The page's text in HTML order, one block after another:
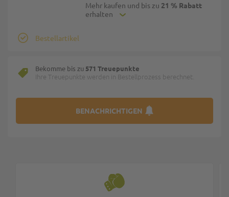
Mehr kaufen und bis zu 21 % Rabatt
erhalten
Bestellartikel
Bekomme bis zu 571 Treuepunkte
Ihre Treuepunkte werden in Bestellprozess berechnet.
BENACHRICHTIGEN